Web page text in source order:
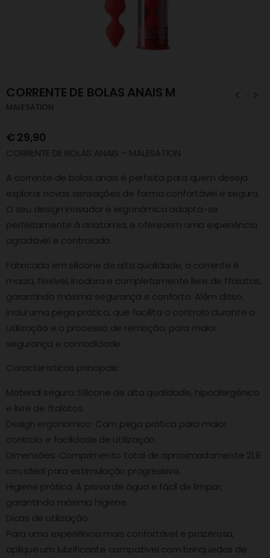
CORRENTE DE BOLAS ANAIS M
MALESATION
€ 29,90
CORRENTE DE BOLAS ANAIS – MALESATION
A corrente de bolas anais é perfeita para quem deseja
explorar novas sensações de forma confortável e segura.
O seu design inovador e ergonómico adapta-se
perfeitamente à anatomia, e oferecem uma experiência
agradável e controlada.
Fabricada em silicone de alta qualidade, a corrente é
macia, flexível, inodora e completamente livre de ftalatos,
garantindo máxima segurança e conforto. Além disso,
inclui uma pega prática, que facilita o controlo durante a
utilização e o processo de remoção, para maior
segurança e comodidade.
Características principais:
Material seguro: Silicone de alta qualidade, hipoalergénico
e livre de ftalatos.
Design ergonómico: Com pega prática para maior
controlo e facilidade de utilização.
Dimensões: Comprimento total de aproximadamente 21,8
cm, ideal para estimulação progressiva.
Higiene prática: À prova de água e fácil de limpar,
garantindo máxima higiene.
Dicas de utilização:
Para uma experiência mais confortável e prazerosa,
aplique um lubrificante compatível com brinquedos de